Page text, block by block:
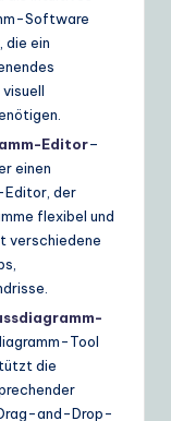
Software
die ein
Editor–
einen
Editor, der
flexibel und
verschiedene
Tool
die
and-Drop-